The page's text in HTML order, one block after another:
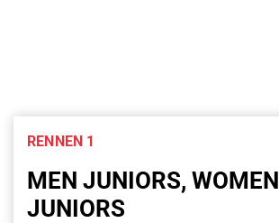
RENNEN 1
MEN JUNIORS, WOMEN
JUNIORS